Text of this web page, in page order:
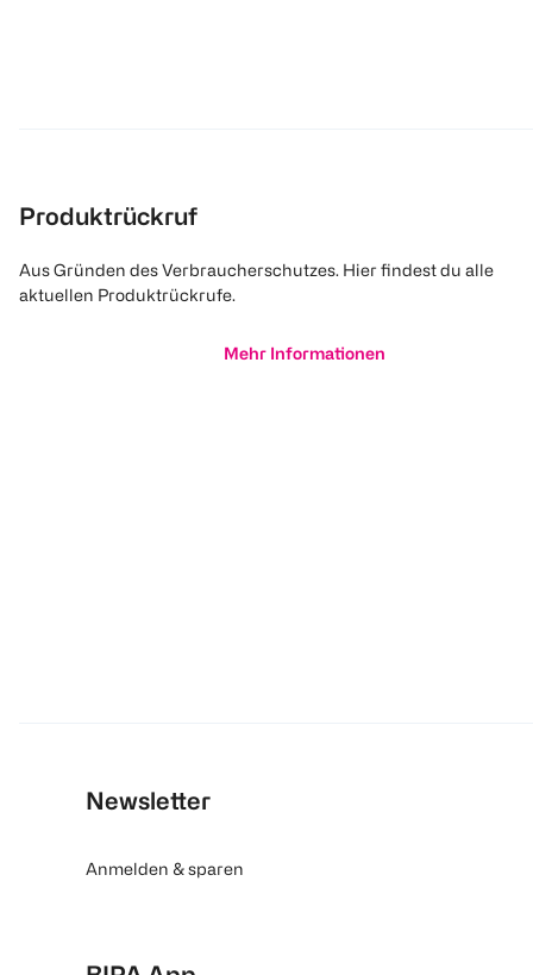
Produktrückruf
Aus Gründen des Verbraucherschutzes. Hier findest du alle
aktuellen Produktrückrufe.
Mehr Informationen
Newsletter
Anmelden & sparen